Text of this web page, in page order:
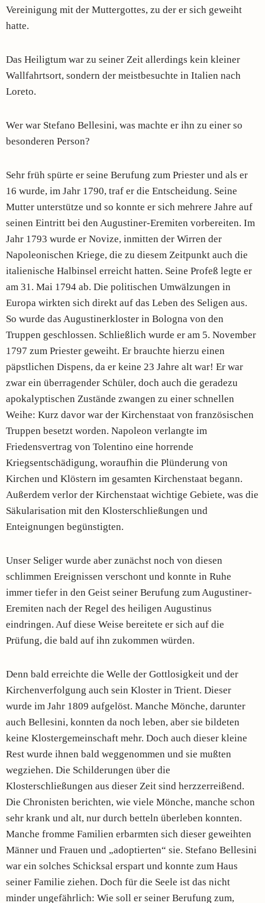
Vereinigung mit der Muttergottes, zu der er sich geweiht
hatte.
Das Heiligtum war zu seiner Zeit allerdings kein kleiner
Wallfahrtsort, sondern der meistbesuchte in Italien nach
Loreto.
Wer war Stefano Bellesini, was machte er ihn zu einer so
besonderen Person?
Sehr früh spürte er seine Berufung zum Priester und als er
16 wurde, im Jahr 1790, traf er die Entscheidung. Seine
Mutter unterstütze und so konnte er sich mehrere Jahre auf
seinen Eintritt bei den Augustiner-Eremiten vorbereiten. Im
Jahr 1793 wurde er Novize, inmitten der Wirren der
Napoleonischen Kriege, die zu diesem Zeitpunkt auch die
italienische Halbinsel erreicht hatten. Seine Profeß legte er
am 31. Mai 1794 ab. Die politischen Umwälzungen in
Europa wirkten sich direkt auf das Leben des Seligen aus.
So wurde das Augustinerkloster in Bologna von den
Truppen geschlossen. Schließlich wurde er am 5. November
1797 zum Priester geweiht. Er brauchte hierzu einen
päpstlichen Dispens, da er keine 23 Jahre alt war! Er war
zwar ein überragender Schüler, doch auch die geradezu
apokalyptischen Zustände zwangen zu einer schnellen
Weihe: Kurz davor war der Kirchenstaat von französischen
Truppen besetzt worden. Napoleon verlangte im
Friedensvertrag von Tolentino eine horrende
Kriegsentschädigung, woraufhin die Plünderung von
Kirchen und Klöstern im gesamten Kirchenstaat begann.
Außerdem verlor der Kirchenstaat wichtige Gebiete, was die
Säkularisation mit den Klosterschließungen und
Enteignungen begünstigten.
Unser Seliger wurde aber zunächst noch von diesen
schlimmen Ereignissen verschont und konnte in Ruhe
immer tiefer in den Geist seiner Berufung zum Augustiner-
Eremiten nach der Regel des heiligen Augustinus
eindringen. Auf diese Weise bereitete er sich auf die
Prüfung, die bald auf ihn zukommen würden.
Denn bald erreichte die Welle der Gottlosigkeit und der
Kirchenverfolgung auch sein Kloster in Trient. Dieser
wurde im Jahr 1809 aufgelöst. Manche Mönche, darunter
auch Bellesini, konnten da noch leben, aber sie bildeten
keine Klostergemeinschaft mehr. Doch auch dieser kleine
Rest wurde ihnen bald weggenommen und sie mußten
wegziehen. Die Schilderungen über die
Klosterschließungen aus dieser Zeit sind herzzerreißend.
Die Chronisten berichten, wie viele Mönche, manche schon
sehr krank und alt, nur durch betteln überleben konnten.
Manche fromme Familien erbarmten sich dieser geweihten
Männer und Frauen und „adoptierten“ sie. Stefano Bellesini
war ein solches Schicksal erspart und konnte zum Haus
seiner Familie ziehen. Doch für die Seele ist das nicht
minder ungefährlich: Wie soll er seiner Berufung zum,